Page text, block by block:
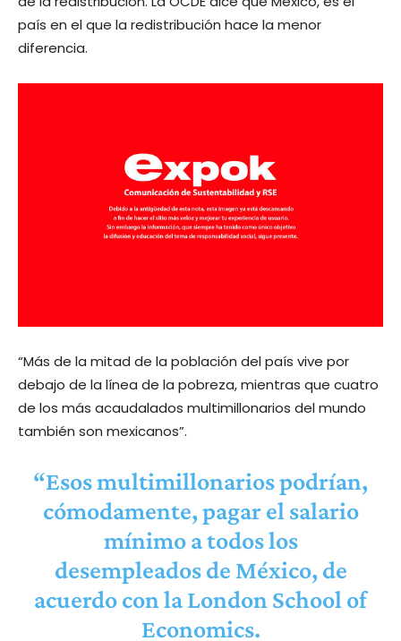
país en el que la redistribución hace la menor
diferencia.
“Más de la mitad de la población del país vive por
debajo de la línea de la pobreza, mientras que cuatro
de los más acaudalados multimillonarios del mundo
también son mexicanos”.
“Esos multimillonarios podrían,
cómodamente, pagar el salario
mínimo a todos los
desempleados de México, de
acuerdo con la London School of
Economics.